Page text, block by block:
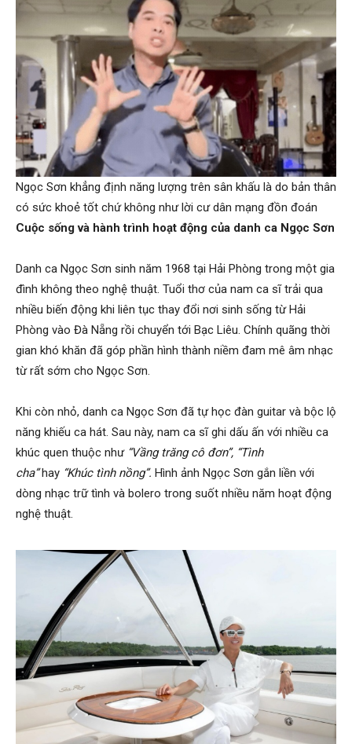
Ngọc Sơn khẳng định năng lượng trên sân khấu là do bản thân
có sức khoẻ tốt chứ không như lời cư dân mạng đồn đoán
Cuộc sống và hành trình hoạt động của danh ca Ngọc Sơn
Danh ca Ngọc Sơn sinh năm 1968 tại Hải Phòng trong một gia
đình không theo nghệ thuật. Tuổi thơ của nam ca sĩ trải qua
nhiều biến động khi liên tục thay đổi nơi sinh sống từ Hải
Phòng vào Đà Nẵng rồi chuyển tới Bạc Liêu. Chính quãng thời
gian khó khăn đã góp phần hình thành niềm đam mê âm nhạc
từ rất sớm cho Ngọc Sơn.
Khi còn nhỏ, danh ca Ngọc Sơn đã tự học đàn guitar và bộc lộ
năng khiếu ca hát. Sau này, nam ca sĩ ghi dấu ấn với nhiều ca
khúc quen thuộc như“Vầng trăng cô đơn”, “Tình
cha”hay “Khúc tình nồng”. Hình ảnh Ngọc Sơn gắn liền với
dòng nhạc trữ tình và bolero trong suốt nhiều năm hoạt động
nghệ thuật.